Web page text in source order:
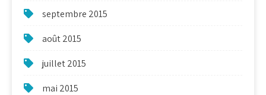
septembre 2015
août 2015
juillet 2015
mai 2015